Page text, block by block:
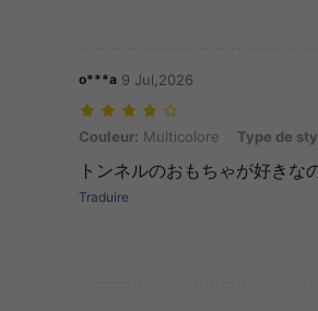
o***a 9 Jul,2026
Couleur: Multicolore, Type de style:
Couleur: Multicolore Type de
トンネルのおもちゃが好きな
Traduire